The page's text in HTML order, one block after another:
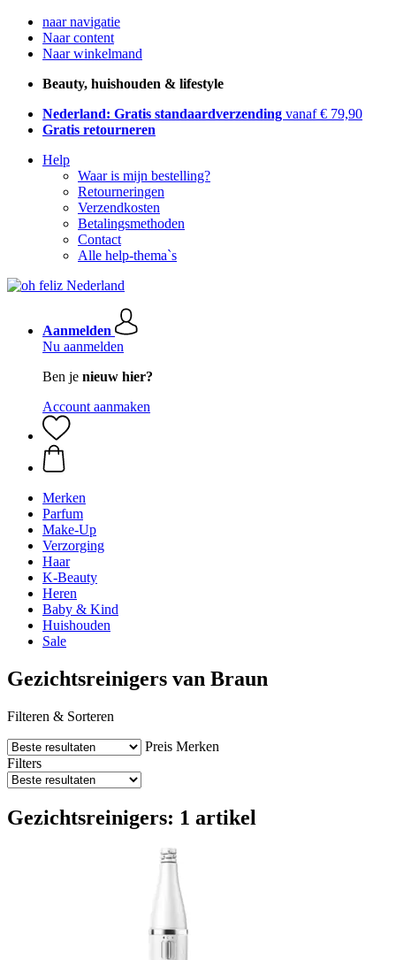
naar navigatie
Naar content
Naar winkelmand
Beauty, huishouden & lifestyle
Nederland: Gratis standaardverzending vanaf € 79,90
Gratis retourneren
Help
Waar is mijn bestelling?
Retourneringen
Verzendkosten
Betalingsmethoden
Contact
Alle help-thema`s
Aanmelden
Nu aanmelden
Ben je nieuw hier?
Account aanmaken
Merken
Parfum
Make-Up
Verzorging
Haar
K-Beauty
Heren
Baby & Kind
Huishouden
Sale
Gezichtsreinigers van Braun
Filteren & Sorteren
Preis Merken
Filters
Gezichtsreinigers: 1 artikel